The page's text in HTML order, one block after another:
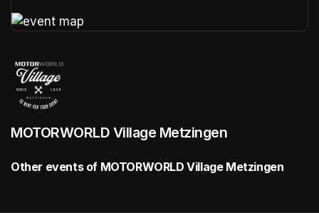
MOTORWORLD Village Metzingen
Other events of MOTORWORLD Village Metzingen